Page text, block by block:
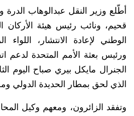
أطّلع وزير النقل عبدالوهاب
قحيم، ونائب رئيس هيئة الأركان
الوطني لإعادة الانتشار،
ورئيس بعثة الأمم المتحدة لدعم
الجنرال مايكل بيري صباح اليوم
الذي لحق بمطار الحديدة الدولي
وتفقد الزائرون، ومعهم وكيل